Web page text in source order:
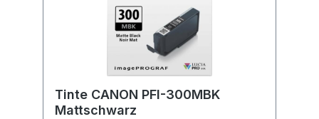
Tinte CANON PFI-300MBK
Mattschwarz